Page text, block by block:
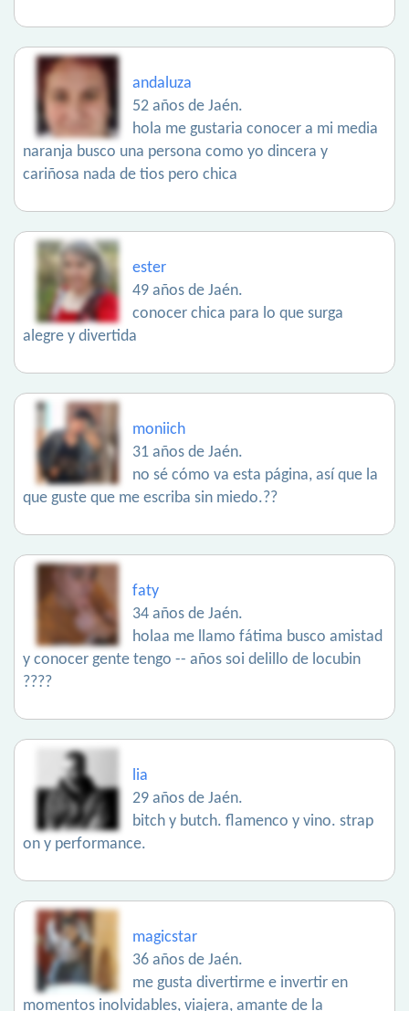
andaluza
52 años de Jaén.
hola me gustaria conocer a mi media
naranja busco una persona como yo dincera y
cariñosa nada de tios pero chica
ester
49 años de Jaén.
conocer chica para lo que surga
alegre y divertida
moniich
31 años de Jaén.
no sé cómo va esta página, así que la
que guste que me escriba sin miedo.??
faty
34 años de Jaén.
holaa me llamo fátima busco amistad
y conocer gente tengo -- años soi delillo de locubin
????
lia
29 años de Jaén.
bitch y butch. flamenco y vino. strap
on y performance.
magicstar
36 años de Jaén.
me gusta divertirme e invertir en
momentos inolvidables, viajera, amante de la